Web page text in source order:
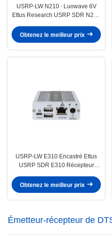
USRP-LW N210 ∙ Luowave 6V
Ettus Research USRP SDR N210
Obtenez le meilleur prix
USRP-LW E310 Encastré Ettus
USRP SDR E310 Récepteur
périphérique radio
Obtenez le meilleur prix
Émetteur-récepteur de